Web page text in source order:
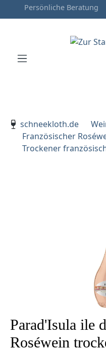
Zum Hauptinhalt springen
Zur Hauptnavigation
schneekloth.de
Französischer
Trockener
Parad'Isula ile
Roséwein